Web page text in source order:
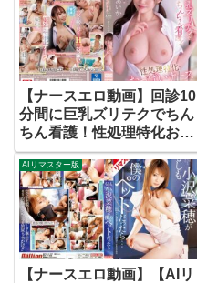
【ナースエロ動画】回診10
分間に巨乳ズリテクでちん
ちん看護！性処理特化おっ
ぱいナース7コーナー10射
精 夢乃あいか
AIリマスター版
【ナースエロ動画】【AIリ